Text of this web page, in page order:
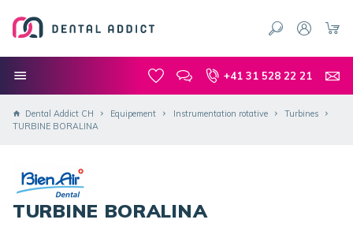
+41 31 528 22 21
Dental Addict CH Equipement Instrumentation rotative
Turbines
TURBINE BORALINA
TURBINE BORALINA